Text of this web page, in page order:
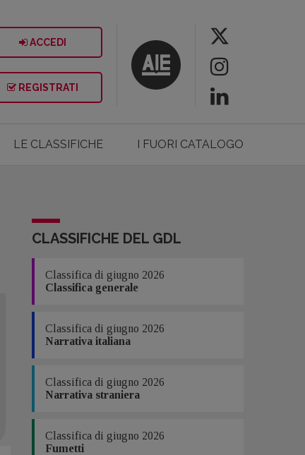
ACCEDI
REGISTRATI
LE CLASSIFICHE I FUORI CATALOGO
CLASSIFICHE DEL GDL
Classifica di giugno 2026
Classifica generale
Classifica di giugno 2026
Narrativa italiana
Classifica di giugno 2026
Narrativa straniera
Classifica di giugno 2026
Fumetti